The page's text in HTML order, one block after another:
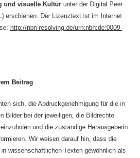
und visuelle Kulturunter der Digital Peer
erschienen. Der Lizenztext ist im Internet
http://nbn-resolving.de/urn:nbn:de:0009-
Beitrag
sich, die Abdruckgenehmigung für die in
Bilder bei der jeweiligen, die Bildrechte
und die zuständige Herausgeberin
Wir weisen darauf hin, dass die
wissenschaftlichen Texten gewöhnlich als